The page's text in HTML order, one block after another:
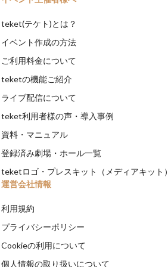
teket(テケト)とは？
イベント作成の方法
ご利用料金について
teketの機能ご紹介
ライブ配信について
teket利用者様の声・導入事例
資料・マニュアル
登録済み劇場・ホール一覧
teketロゴ・プレスキット（メディアキット）
運営会社情報
利用規約
プライバシーポリシー
Cookieの利用について
個人情報の取り扱いについて